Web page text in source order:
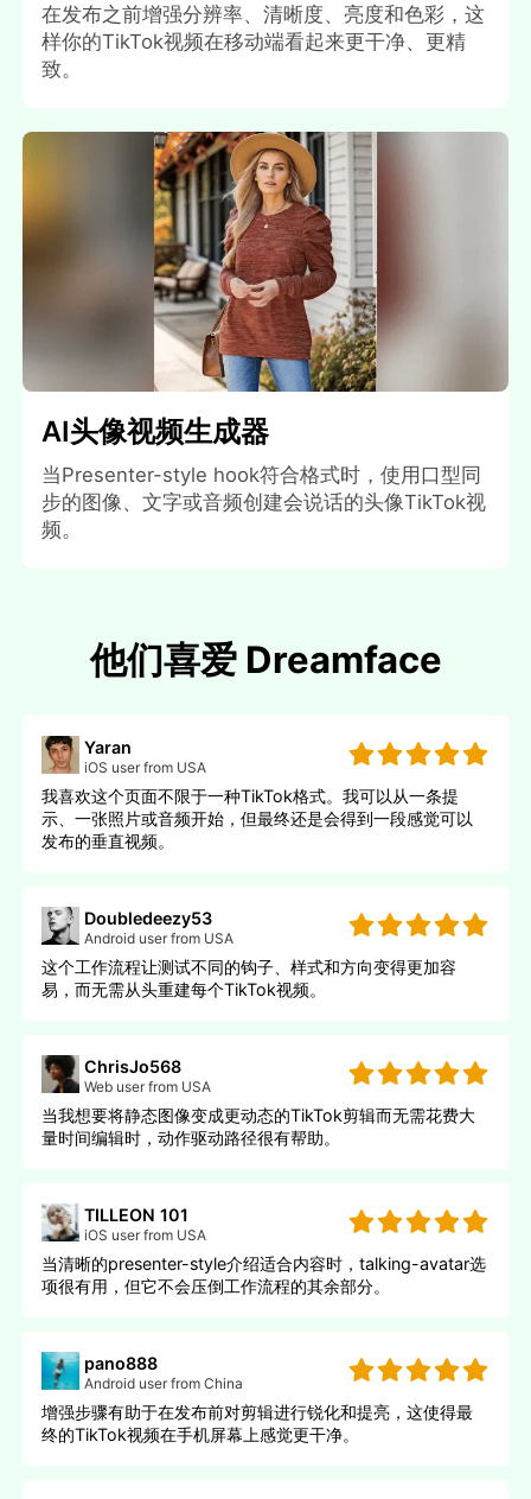
在发布之前增强分辨率、清晰度、亮度和色彩，这
样你的TikTok视频在移动端看起来更干净、更精
致。
AI头像视频生成器
当Presenter-style hook符合格式时，使用口型同
步的图像、文字或音频创建会说话的头像TikTok视
频。
他们喜爱 Dreamface
Yaran
iOS user from USA
我喜欢这个页面不限于一种TikTok格式。我可以从一条提
示、一张照片或音频开始，但最终还是会得到一段感觉可以
发布的垂直视频。
Doubledeezy53
Android user from USA
这个工作流程让测试不同的钩子、样式和方向变得更加容
易，而无需从头重建每个TikTok视频。
ChrisJo568
Web user from USA
当我想要将静态图像变成更动态的TikTok剪辑而无需花费大
量时间编辑时，动作驱动路径很有帮助。
TILLEON 101
iOS user from USA
当清晰的presenter-style介绍适合内容时，talking-avatar选
项很有用，但它不会压倒工作流程的其余部分。
pano888
Android user from China
增强步骤有助于在发布前对剪辑进行锐化和提亮，这使得最
终的TikTok视频在手机屏幕上感觉更干净。